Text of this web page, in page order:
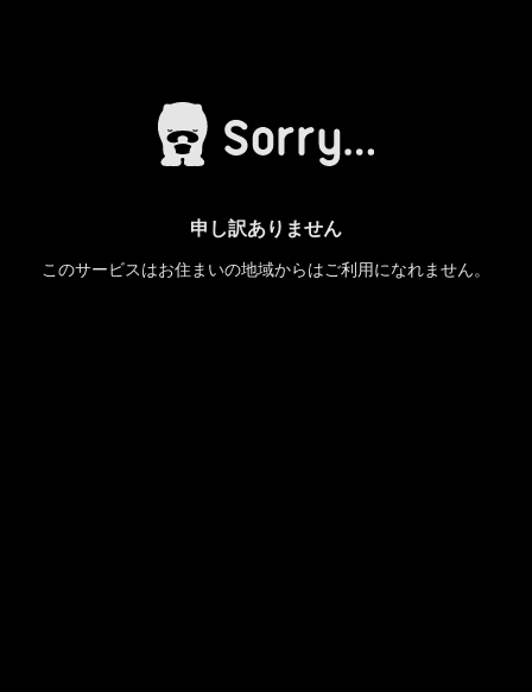
申し訳ありません
このサービスはお住まいの地域からはご利用になれません。